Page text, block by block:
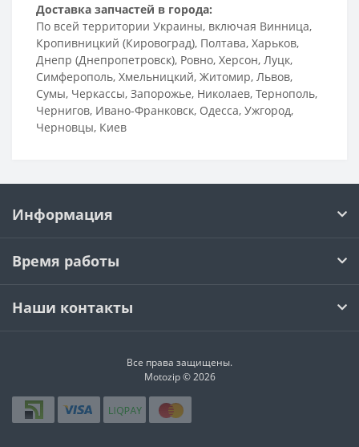
Доставка запчастей в города:
По всей территории Украины, включая Винница,
Кропивницкий (Кировоград), Полтава, Харьков,
Днепр (Днепропетровск), Ровно, Херсон, Луцк,
Симферополь, Хмельницкий, Житомир, Львов,
Сумы, Черкассы, Запорожье, Николаев, Тернополь,
Чернигов, Ивано-Франковск, Одесса, Ужгород,
Черновцы, Киев
Информация
Время работы
Наши контакты
Все права защищены.
Motozip © 2026